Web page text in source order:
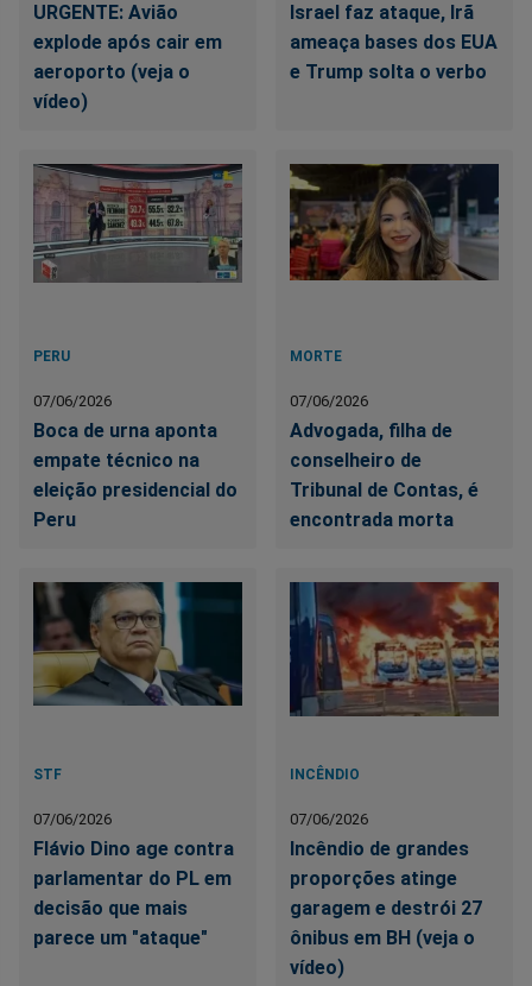
URGENTE: Avião
explode após cair em
aeroporto (veja o
vídeo)
Israel faz ataque, Irã
ameaça bases dos EUA
e Trump solta o verbo
PERU
07/06/2026
Boca de urna aponta
empate técnico na
eleição presidencial do
Peru
MORTE
07/06/2026
Advogada, filha de
conselheiro de
Tribunal de Contas, é
encontrada morta
STF
07/06/2026
Flávio Dino age contra
parlamentar do PL em
decisão que mais
parece um "ataque"
INCÊNDIO
07/06/2026
Incêndio de grandes
proporções atinge
garagem e destrói 27
ônibus em BH (veja o
vídeo)